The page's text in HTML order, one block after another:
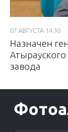
07 АВГУСТА 14:30
Назначен
завода